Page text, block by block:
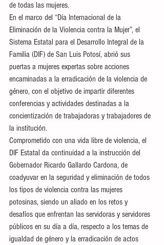
de todas las mujeres.
En el marco del “Día Internacional de la
Eliminación de la Violencia contra la Mujer”, el
Sistema Estatal para el Desarrollo Integral de la
Familia (DIF) de San Luis Potosí, abrió sus
puertas a mujeres expertas sobre acciones
encaminadas a la erradicación de la violencia de
género, con el objetivo de impartir diferentes
conferencias y actividades destinadas a la
concientización de trabajadoras y trabajadores de
la institución.
Comprometido con una vida libre de violencia, el
DIF Estatal da continuidad a la instrucción del
Gobernador Ricardo Gallardo Cardona, de
coadyuvar en la seguridad y eliminación de todos
los tipos de violencia contra las mujeres
potosinas, siendo un aliado en los retos y
desafíos que enfrentan las servidoras y servidores
públicos en su día a día, respecto a los temas de
igualdad de género y la erradicación de actos